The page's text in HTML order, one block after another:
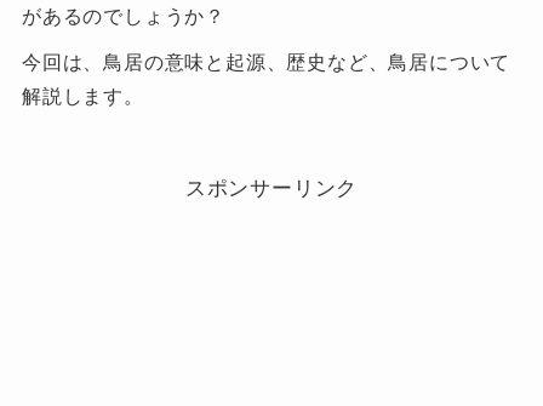
があるのでしょうか？
今回は、鳥居の意味と起源、歴史など、鳥居について
解説します。
スポンサーリンク